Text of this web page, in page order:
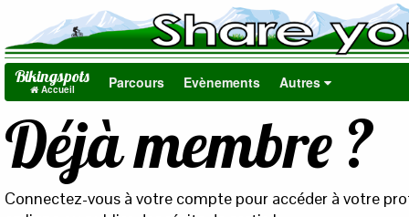
Bikingspots
Accueil Parcours Evènements Autres
Déjà membre ?
Connectez-vous à votre compte pour accéder à votre